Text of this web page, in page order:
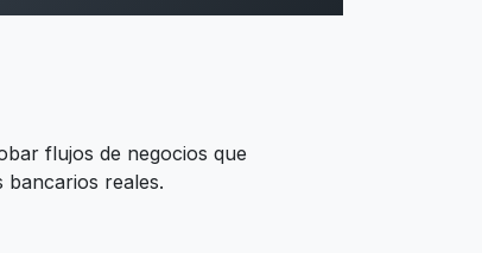
flujos de negocios que
bancarios reales.